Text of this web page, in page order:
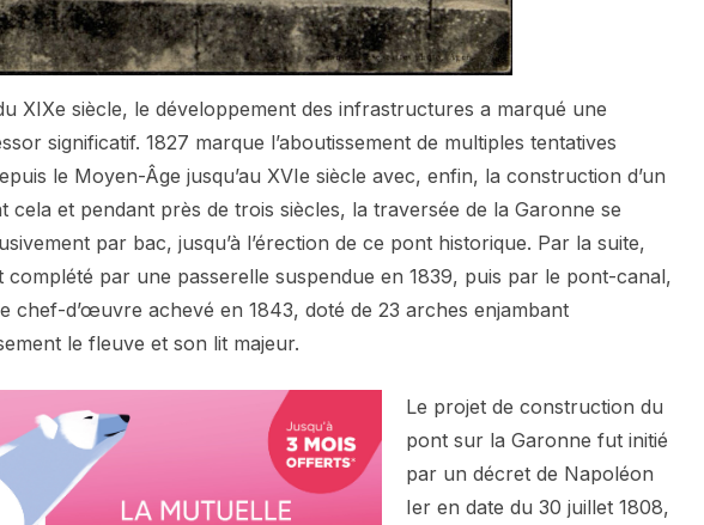
XIXe siècle, le développement des infrastructures a marqué une
significatif. 1827 marque l’aboutissement de multiples tentatives
le Moyen-Âge jusqu’au XVIe siècle avec, enfin, la construction d’un
cela et pendant près de trois siècles, la traversée de la Garonne se
par bac, jusqu’à l’érection de ce pont historique. Par la suite,
par une passerelle suspendue en 1839, puis par le pont-canal,
chef-d’œuvre achevé en 1843, doté de 23 arches enjambant
le fleuve et son lit majeur.
Le projet de construction du
pont sur la Garonne fut initié
par un décret de Napoléon
Ier en date du 30 juillet 1808,